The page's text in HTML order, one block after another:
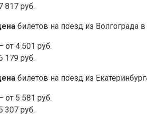
817 руб.
билетов на поезд из Волгограда
от 4 501 руб.
179 руб.
билетов на поезд из
от 5 581 руб.
307 руб.